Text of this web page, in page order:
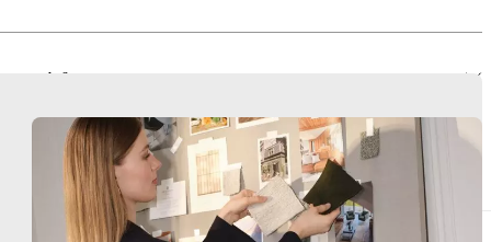
comprarlas?